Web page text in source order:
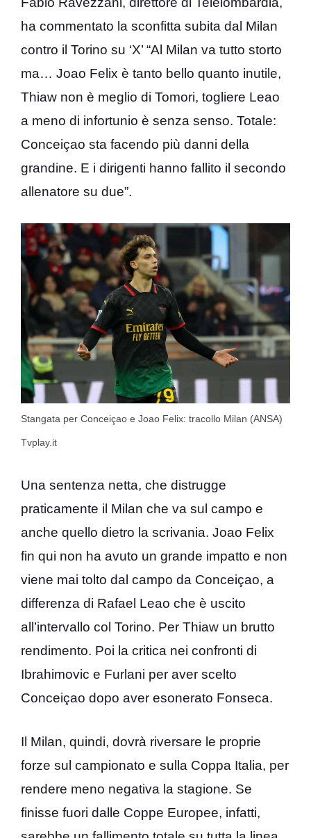
ha commentato la sconfitta subita dal Milan
contro il Torino su ‘X’ “Al Milan va tutto storto
ma… Joao Felix è tanto bello quanto inutile,
Thiaw non è meglio di Tomori, togliere Leao
a meno di infortunio è senza senso. Totale:
Conceiçao sta facendo più danni della
grandine. E i dirigenti hanno fallito il secondo
allenatore su due”.
Stangata per Conceiçao e Joao Felix: tracollo Milan (ANSA)
Tvplay.it
Una sentenza netta, che distrugge
praticamente il Milan che va sul campo e
anche quello dietro la scrivania. Joao Felix
fin qui non ha avuto un grande impatto e non
viene mai tolto dal campo da Conceiçao, a
differenza di Rafael Leao che è uscito
all’intervallo col Torino. Per Thiaw un brutto
rendimento. Poi la critica nei confronti di
Ibrahimovic e Furlani per aver scelto
Conceiçao dopo aver esonerato Fonseca.
Il Milan, quindi, dovrà riversare le proprie
forze sul campionato e sulla Coppa Italia, per
rendere meno negativa la stagione. Se
finisse fuori dalle Coppe Europee, infatti,